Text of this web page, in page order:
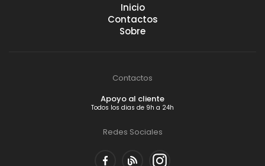
Avaliação dos nossos clientes:9.2
Inicio
Contactos
Sobre
Contactos
Apoyo al cliente
Todos los dias de 9h a 24h
Redes Sociales